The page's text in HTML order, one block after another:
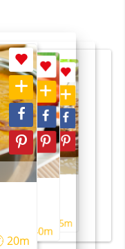
20m
40m
55m